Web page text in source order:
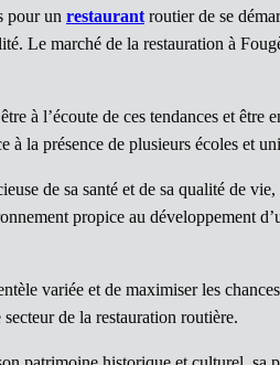
pour un restaurant routier de se
Le marché de la restauration à
à l’écoute de ces tendances et
à la présence de plusieurs écoles et
de sa santé et de sa qualité de
propice au développement
variée et de maximiser les
secteur de la restauration routière.